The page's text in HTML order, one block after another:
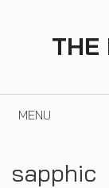
THE
MENU
sapphic